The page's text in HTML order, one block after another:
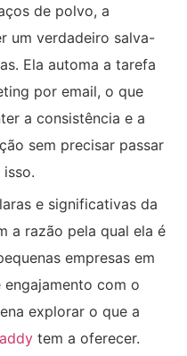
de polvo, a
um verdadeiro salva-
Ela automa a tarefa
por email, o que
a consistência e a
sem precisar passar
e significativas da
a razão pela qual ela é
empresas em
com o
explorar o que a
tem a oferecer.